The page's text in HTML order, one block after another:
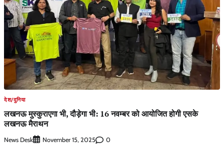
देश/दुनिया
लखनऊ मुस्कुराएगा भी, दौड़ेगा भी: 16 नवम्बर को आयोजित होगी एसके
लखनऊ मैराथन
News Desk November 15, 2025 0